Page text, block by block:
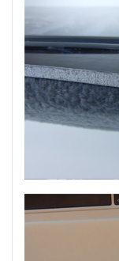
底部